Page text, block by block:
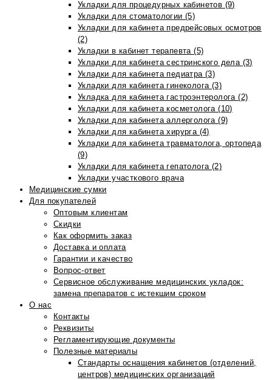
Укладки для процедурных кабинетов (9)
Укладки для стоматологии (5)
Укладки для кабинета предрейсовых осмотров
(2)
Укладки в кабинет терапевта (5)
Укладки для кабинета сестринского дела (3)
Укладки для кабинета педиатра (3)
Укладки для кабинета гинеколога (3)
Укладка для кабинета гастроэнтеролога (2)
Укладки для кабинета косметолога (10)
Укладки для кабинета аллерголога (9)
Укладки для кабинета хирурга (4)
Укладки для кабинета травматолога, ортопеда
(9)
Укладки для кабинета гепатолога (2)
Укладки участкового врача
Медицинские сумки
Для покупателей
Оптовым клиентам
Скидки
Как оформить заказ
Доставка и оплата
Гарантии и качество
Вопрос-ответ
Сервисное обслуживание медицинских укладок:
замена препаратов с истекшим сроком
О нас
Контакты
Реквизиты
Регламентирующие документы
Полезные материалы
Стандарты оснащения кабинетов (отделений,
центров) медицинских организаций